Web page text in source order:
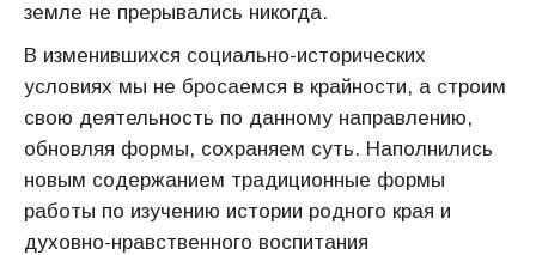
земле не прерывались никогда.
В изменившихся социально-исторических
условиях мы не бросаемся в крайности, а строим
свою деятельность по данному направлению,
обновляя формы, сохраняем суть. Наполнились
новым содержанием традиционные формы
работы по изучению истории родного края и
духовно-нравственного воспитания